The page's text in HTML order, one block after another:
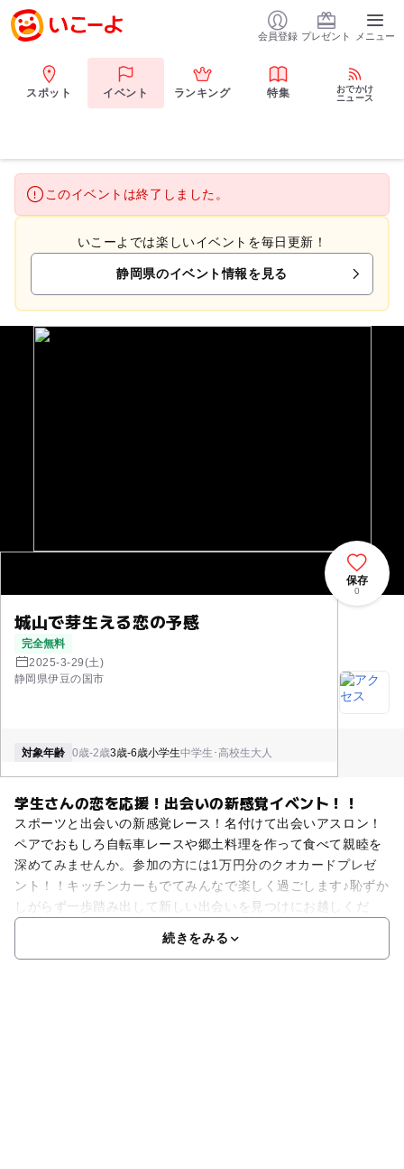
会員登録 プレゼント メニュー
スポット イベント ランキング 特集
おでかけ
ニュース
このイベントは終了しました。
いこーよでは楽しいイベントを毎日更新！
静岡県のイベント情報を見る
城山で芽生える恋の予感
完全無料
2025-3-29(土)
静岡県伊豆の国市
保存
0
対象年齢 0歳-2歳3歳-6歳小学生中学生･高校生大人
学生さんの恋を応援！出会いの新感覚イベント！！
スポーツと出会いの新感覚レース！名付けて出会いアスロン！
ペアでおもしろ自転車レースや郷土料理を作って食べて親睦を
深めてみませんか。参加の方には1万円分のクオカードプレゼ
ント！！キッチンカーもでてみんなで楽しく過ごします♪恥ずか
しがらず一歩踏み出して新しい出会いを見つけにお越しくだ
続きをみる